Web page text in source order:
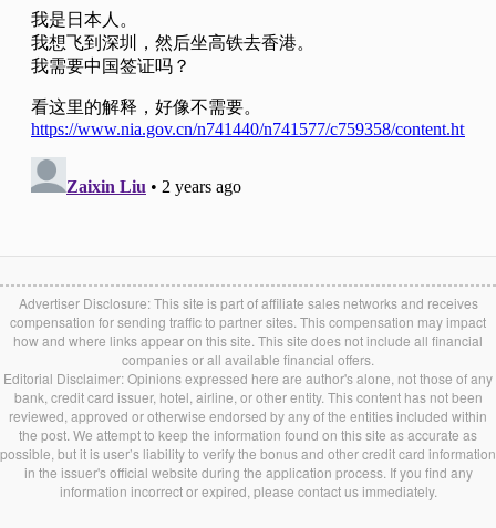
Advertiser Disclosure: This site is part of affiliate sales networks and receives
compensation for sending traffic to partner sites. This compensation may impact
how and where links appear on this site. This site does not include all financial
companies or all available financial offers.
Editorial Disclaimer: Opinions expressed here are author's alone, not those of any
bank, credit card issuer, hotel, airline, or other entity. This content has not been
reviewed, approved or otherwise endorsed by any of the entities included within
the post. We attempt to keep the information found on this site as accurate as
possible, but it is user’s liability to verify the bonus and other credit card information
in the issuer's official website during the application process. If you find any
information incorrect or expired, please contact us immediately.